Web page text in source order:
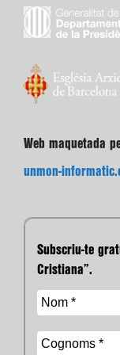
Web maquetada
unmon-
Subscriu-te
Cristiana”.